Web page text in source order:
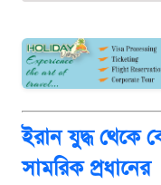
ইরান যুদ্ধ থেকে
সামরিক প্রধানের